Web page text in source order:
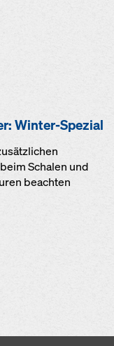
Winter-Spezial
Schalen und
beachten